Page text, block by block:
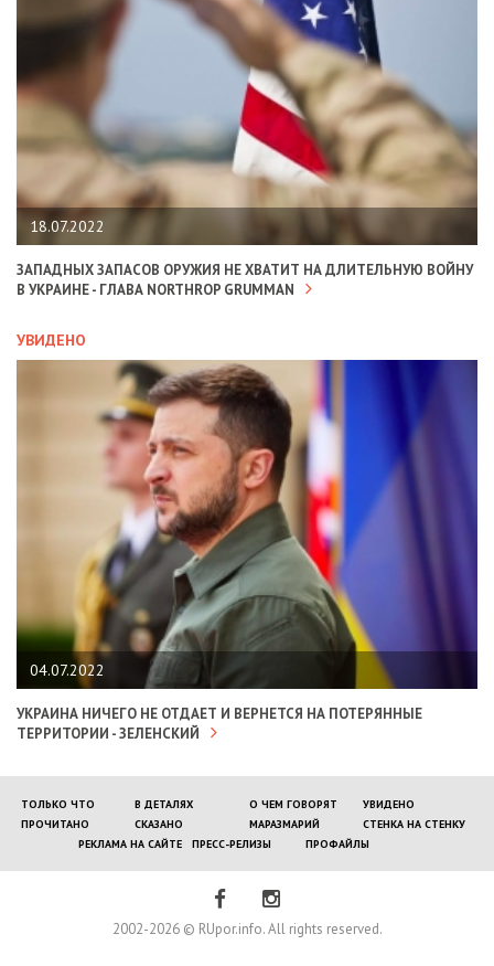
18.07.2022
ЗАПАДНЫХ ЗАПАСОВ ОРУЖИЯ НЕ ХВАТИТ НА ДЛИТЕЛЬНУЮ ВОЙНУ
В УКРАИНЕ - ГЛАВА NORTHROP GRUMMAN
УВИДЕНО
04.07.2022
УКРАИНА НИЧЕГО НЕ ОТДАЕТ И ВЕРНЕТСЯ НА ПОТЕРЯННЫЕ
ТЕРРИТОРИИ - ЗЕЛЕНСКИЙ
ТОЛЬКО ЧТО В ДЕТАЛЯХ О ЧЕМ ГОВОРЯТ
УВИДЕНО
ПРОЧИТАНО
СКАЗАНО МАРАЗМАРИЙ
СТЕНКА НА СТЕНКУ
РЕКЛАМА НА САЙТЕ
ПРЕСС-РЕЛИЗЫ ПРОФАЙЛЫ
2002-2026 © RUpor.info. All rights reserved.